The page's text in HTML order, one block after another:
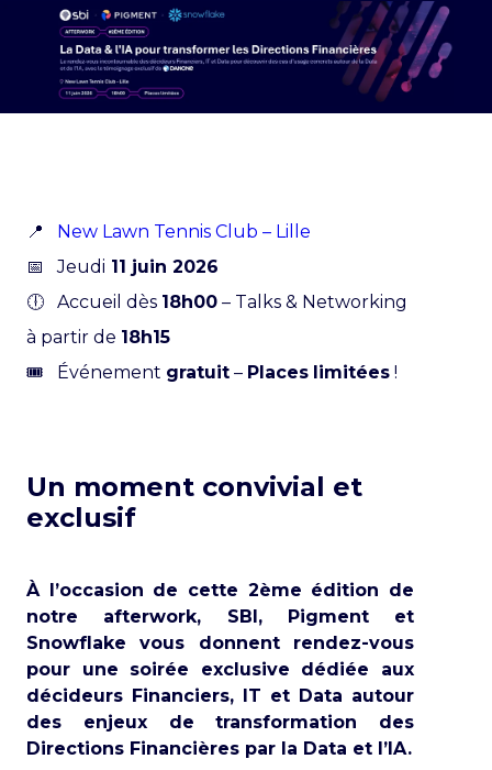
📍
New Lawn Tennis Club – Lille
📅 Jeudi 11 juin 2026
🕕 Accueil dès 18h00 – Talks & Networking
à partir de 18h15
🎟️ Événement gratuit – Places limitées !
Un moment convivial et
exclusif
À l’occasion de cette 2ème édition de
notre afterwork, SBI, Pigment et
Snowflake vous donnent rendez-vous
pour une soirée exclusive dédiée aux
décideurs Financiers, IT et Data autour
des enjeux de transformation des
Directions Financières par la Data et l’IA.